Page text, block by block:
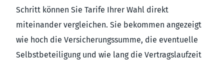
Schritt können Sie Tarife Ihrer Wahl direkt
miteinander vergleichen. Sie bekommen angezeigt
wie hoch die Versicherungssumme, die eventuelle
Selbstbeteiligung und wie lang die Vertragslaufzeit